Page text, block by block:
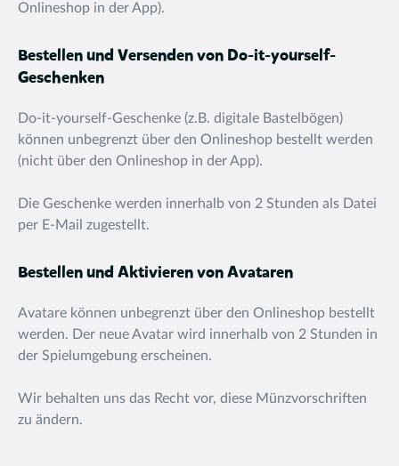
Onlineshop in der App).
Bestellen und Versenden von Do-it-yourself-
Geschenken
Do-it-yourself-Geschenke (z.B. digitale Bastelbögen)
können unbegrenzt über den Onlineshop bestellt werden
(nicht über den Onlineshop in der App).
Die Geschenke werden innerhalb von 2 Stunden als Datei
per E-Mail zugestellt.
Bestellen und Aktivieren von Avataren
Avatare können unbegrenzt über den Onlineshop bestellt
werden. Der neue Avatar wird innerhalb von 2 Stunden in
der Spielumgebung erscheinen.
Wir behalten uns das Recht vor, diese Münzvorschriften
zu ändern.